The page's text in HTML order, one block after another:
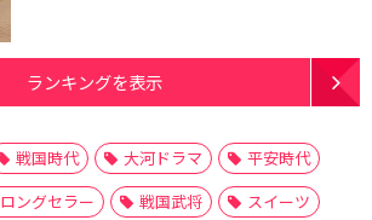
ランキングを表示
戦国時代 大河ドラマ
平安時代
ロングセラー 戦国武将
スイーツ